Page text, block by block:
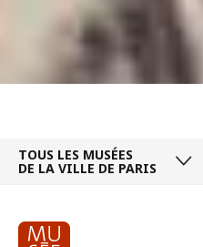
TOUS LES MUSÉES
DE LA VILLE DE PARIS